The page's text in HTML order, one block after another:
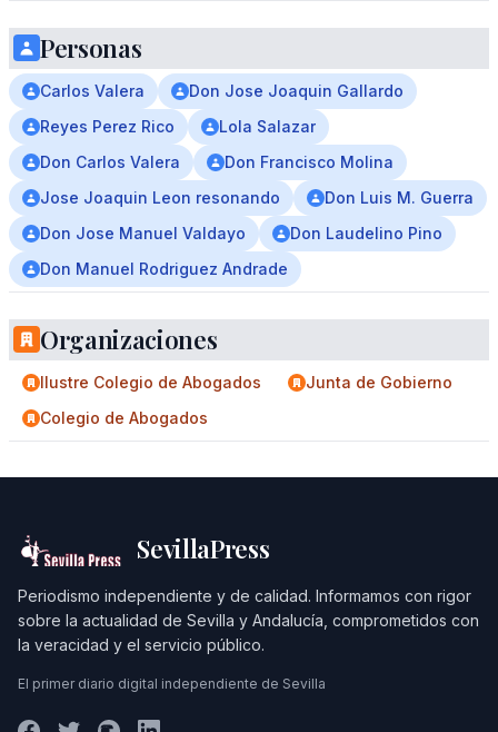
Personas
Carlos Valera
Don Jose Joaquin Gallardo
Reyes Perez Rico
Lola Salazar
Don Carlos Valera
Don Francisco Molina
Jose Joaquin Leon resonando
Don Luis M. Guerra
Don Jose Manuel Valdayo
Don Laudelino Pino
Don Manuel Rodriguez Andrade
Organizaciones
Ilustre Colegio de Abogados
Junta de Gobierno
Colegio de Abogados
SevillaPress
Periodismo independiente y de calidad. Informamos con rigor
sobre la actualidad de Sevilla y Andalucía, comprometidos con
la veracidad y el servicio público.
El primer diario digital independiente de Sevilla